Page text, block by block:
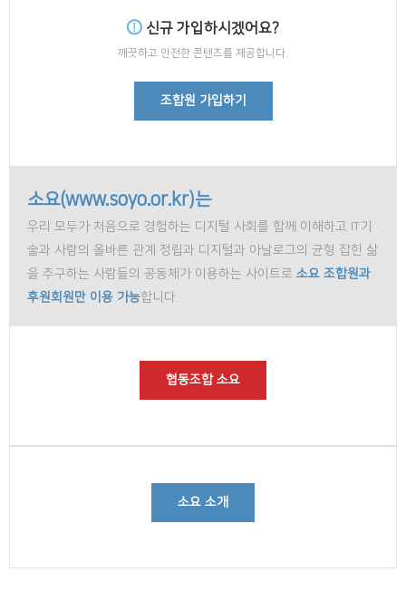
신규 가입하시겠어요?
깨끗하고 안전한 콘텐츠를 제공합니다.
조합원 가입하기
소요(www.soyo.or.kr)는
우리 모두가 처음으로 경험하는 디지털 사회를 함께 이해하고 IT기
술과 사람의 올바른 관계 정립과 디지털과 아날로그의 균형 잡힌 삶
을 추구하는 사람들의 공동체가 이용하는 사이트로 소요 조합원과
후원회원만 이용 가능합니다.
협동조합 소요
소요 소개